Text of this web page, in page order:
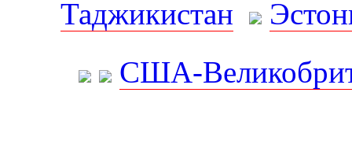
Таджикистан
США-